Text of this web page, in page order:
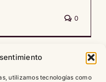
utilizamos tecnologías como
0